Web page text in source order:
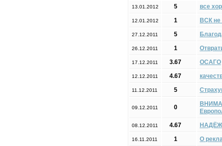
13.01.2012 5 все
12.01.2012 1 ВСК не
27.12.2011 5
26.12.2011 1
17.12.2011 3.67 ОСАГО
12.12.2011 4.67
11.12.2011 5
09.12.2011 0
08.12.2011 4.67
16.11.2011 1 О